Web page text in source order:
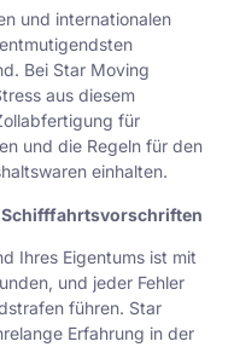
und internationalen
Bei Star Moving
aus diesem
für
und die Regeln für den
einhalten.
Ihres Eigentums ist mit
und jeder Fehler
führen. Star
Erfahrung in der